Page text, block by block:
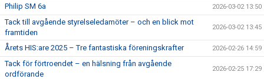
Philip SM 6a 2026-03-02 13:50
Tack till avgående styrelseledamöter – och en blick mot
framtiden
2026-03-02 13:45
Årets HIS:are 2025 – Tre fantastiska föreningskrafter 2026-02-26 14:59
Tack för förtroendet – en hälsning från avgående
ordförande
2026-02-25 17:29